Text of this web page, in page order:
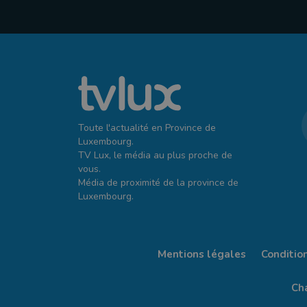
Toute l'actualité en Province de
Luxembourg.
TV Lux, le média au plus proche de
vous.
Média de proximité de la province de
Luxembourg.
Mentions légales